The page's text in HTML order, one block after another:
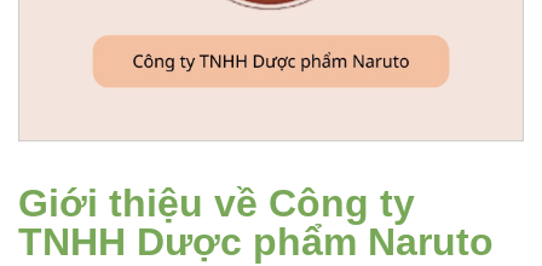
Giới thiệu về Công ty
TNHH Dược phẩm Naruto